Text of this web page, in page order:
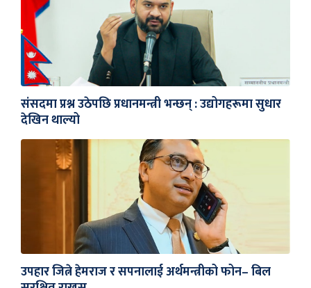
संसदमा प्रश्न उठेपछि प्रधानमन्त्री भन्छन् : उद्योगहरूमा सुधार
देखिन थाल्यो
उपहार जित्ने हेमराज र सपनालाई अर्थमन्त्रीको फोन– बिल